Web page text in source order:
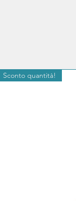
Sconto quantità!